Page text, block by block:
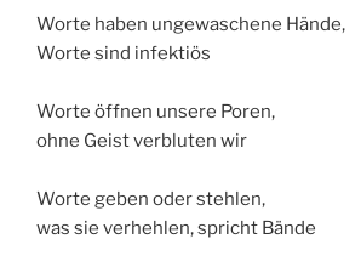
Worte haben ungewaschene Hände,
Worte sind infektiös
Worte öffnen unsere Poren,
ohne Geist verbluten wir
Worte geben oder stehlen,
was sie verhehlen, spricht Bände